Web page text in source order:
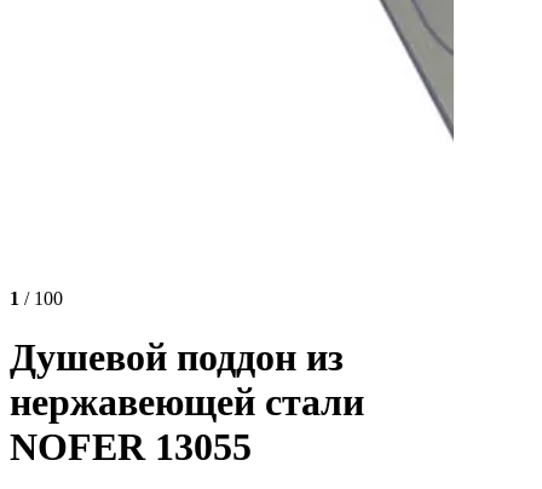
1 / 100
Душевой поддон из
нержавеющей стали
NOFER 13055